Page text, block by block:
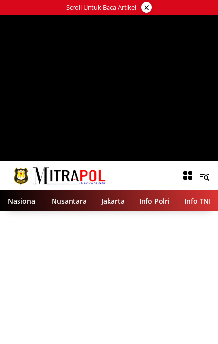
ke
Scroll Untuk Baca Artikel ×
Nasional Nusantara Jakarta Info Polri Info TNI